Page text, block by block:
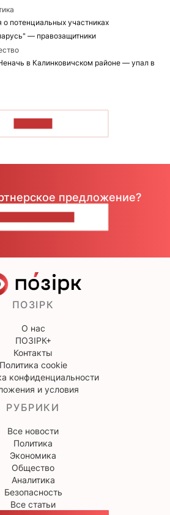
потенциальных участниках
— правозащитники
в Калинковичском районе — упал в
предложение?
ПОЗІРК
О нас
ПОЗІРК+
Контакты
Политика cookie
конфиденциальности
и условия
РУБРИКИ
Все новости
Политика
Экономика
Общество
Аналитика
Безопасность
Все статьи